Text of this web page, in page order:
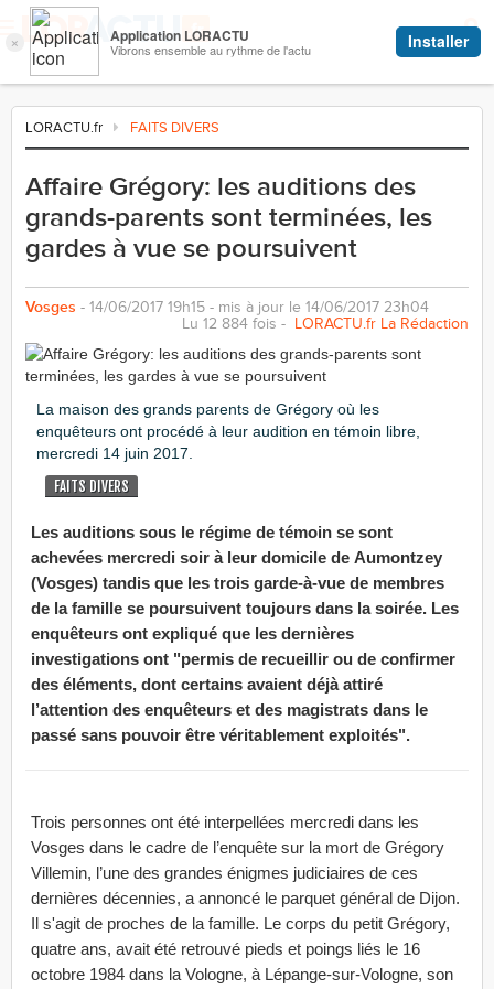
LORACTU.fr FAITS DIVERS
Affaire Grégory: les auditions des
grands-parents sont terminées, les
gardes à vue se poursuivent
Vosges - 14/06/2017 19h15 - mis à jour le 14/06/2017 23h04
Lu 12 884 fois - LORACTU.fr La Rédaction
FAITS DIVERS
La maison des grands parents de Grégory où les
enquêteurs ont procédé à leur audition en témoin libre,
mercredi 14 juin 2017.
Les auditions sous le régime de témoin se sont
achevées mercredi soir à leur domicile de Aumontzey
(Vosges) tandis que les trois garde-à-vue de membres
de la famille se poursuivent toujours dans la soirée. Les
enquêteurs ont expliqué que les dernières
investigations ont "permis de recueillir ou de confirmer
des éléments, dont certains avaient déjà attiré
l’attention des enquêteurs et des magistrats dans le
passé sans pouvoir être véritablement exploités".
Trois personnes ont été interpellées mercredi dans les
Vosges dans le cadre de l’enquête sur la mort de Grégory
Villemin, l’une des grandes énigmes judiciaires de ces
dernières décennies, a annoncé le parquet général de Dijon.
Il s'agit de proches de la famille. Le corps du petit Grégory,
quatre ans, avait été retrouvé pieds et poings liés le 16
octobre 1984 dans la Vologne, à Lépange-sur-Vologne, son